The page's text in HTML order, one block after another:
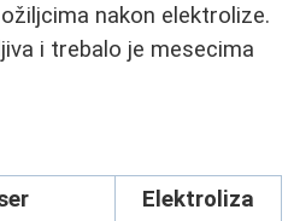
nakon elektrolize.
i trebalo je mesecima
Elektroliza